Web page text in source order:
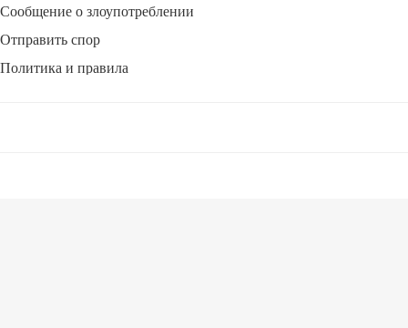
Сообщение о злоупотреблении
Отправить спор
Политика и правила